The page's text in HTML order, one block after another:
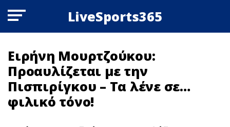
LiveSports365
Ειρήνη Μουρτζούκου:
Προαυλίζεται με την
Πισπιρίγκου – Τα λένε σε…
φιλικό τόνο!